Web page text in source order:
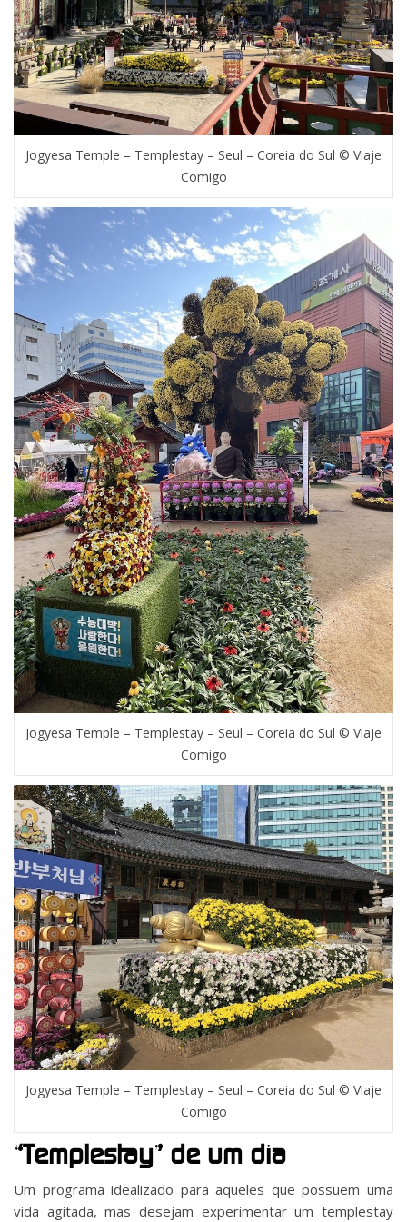
Jogyesa Temple – Templestay – Seul – Coreia do Sul © Viaje
Comigo
Jogyesa Temple – Templestay – Seul – Coreia do Sul © Viaje
Comigo
Jogyesa Temple – Templestay – Seul – Coreia do Sul © Viaje
Comigo
“Templestay” de um dia
Um programa idealizado para aqueles que possuem uma
vida agitada, mas desejam experimentar um templestay